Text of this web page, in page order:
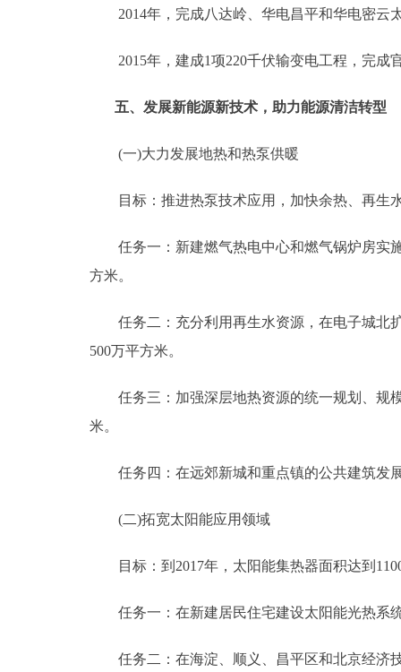
2014年，完成八达岭、华电昌平和华电密云
2015年，建成1项220千伏输变电工程，完
五、发展新能源新技术，助力能源清洁转型
(一)大力发展地热和热泵供暖
目标：推进热泵技术应用，加快余热、再生水
任务一：新建燃气热电中心和燃气锅炉房实施
方米。
任务二：充分利用再生水资源，在电子城北扩
500万平方米。
任务三：加强深层地热资源的统一规划、规模
米。
任务四：在远郊新城和重点镇的公共建筑发
(二)拓宽太阳能应用领域
目标：到2017年，太阳能集热器面积达到
任务一：在新建居民住宅建设太阳能光热系
任务二：在海淀、顺义、昌平区和北京经济技